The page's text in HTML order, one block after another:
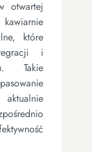
otwartej
kawiarnie
które
i
Takie